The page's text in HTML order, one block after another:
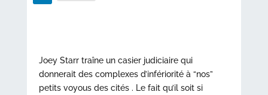
Joey Starr traîne un casier judiciaire qui
donnerait des complexes d’infériorité à “nos”
petits voyous des cités . Le fait qu’il soit si